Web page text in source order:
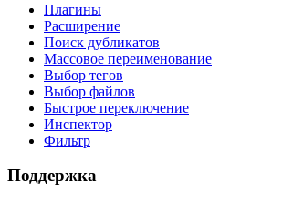
Плагины
Расширение
Поиск дубликатов
Массовое переименование
Выбор тегов
Выбор файлов
Быстрое переключение
Инспектор
Фильтр
Поддержка